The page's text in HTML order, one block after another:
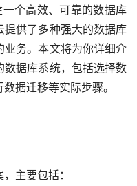
个高效、可靠的数据库
提供了多种强大的数据库
业务。本文将为你详细介
据库系统，包括选择数
据迁移等实际步骤。
主要包括：